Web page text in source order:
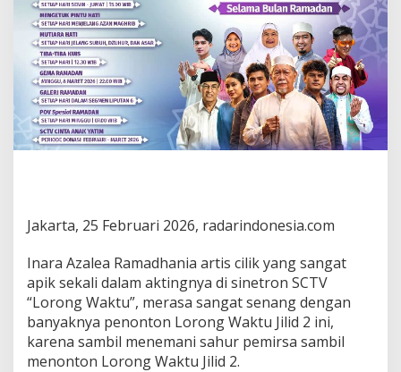
Jakarta, 25 Februari 2026, radarindonesia.com
Inara Azalea Ramadhania artis cilik yang sangat
apik sekali dalam aktingnya di sinetron SCTV
“Lorong Waktu”, merasa sangat senang dengan
banyaknya penonton Lorong Waktu Jilid 2 ini,
karena sambil menemani sahur pemirsa sambil
menonton Lorong Waktu Jilid 2.